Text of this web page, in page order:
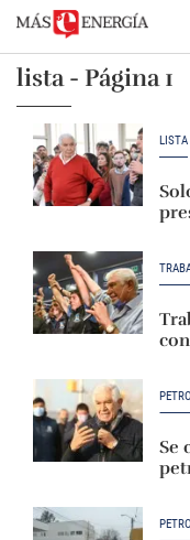
lista - Página 1
LISTA
Se